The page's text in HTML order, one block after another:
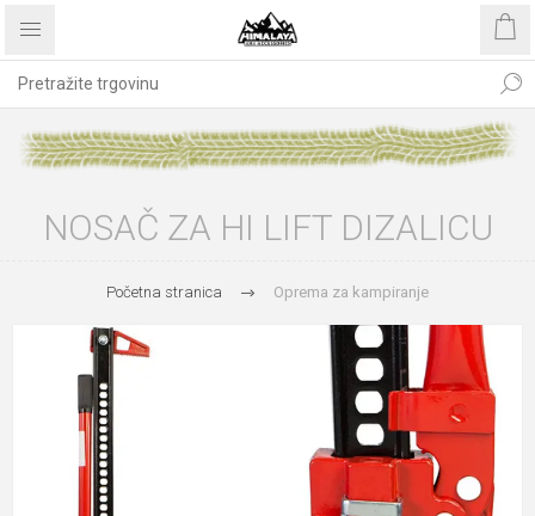
NOSAČ ZA HI LIFT DIZALICU
Početna stranica Oprema za kampiranje